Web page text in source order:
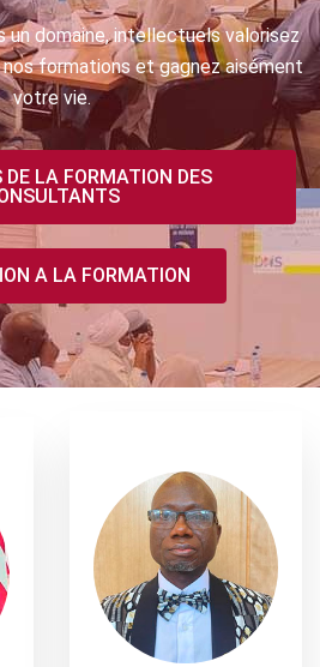
domaine, intellectuels valorisez
formations et gagnez aisément
votre vie.
DE LA FORMATION DES
A LA FORMATION